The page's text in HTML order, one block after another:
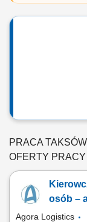
PRACA
OFERTY PRACY
osób –
Agora Logistics